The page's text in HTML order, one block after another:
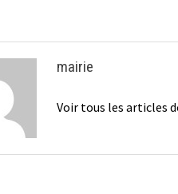
mairie
Voir tous les articles